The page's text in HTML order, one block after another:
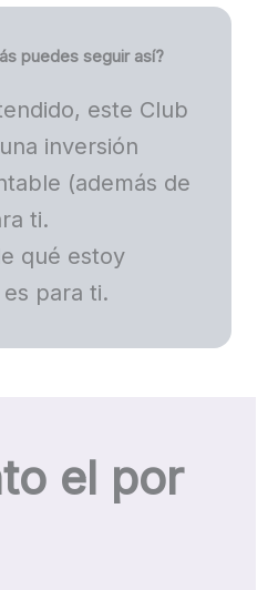
puedes seguir así?
este Club
inversión
(además de
ti.
qué estoy
para ti.
el por